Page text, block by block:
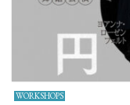
WORKSHOPS